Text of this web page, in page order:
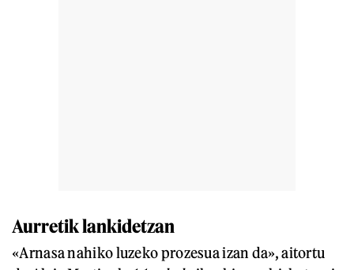
Aurretik lankidetzan
«Arnasa nahiko luzeko prozesua izan da», aitortu